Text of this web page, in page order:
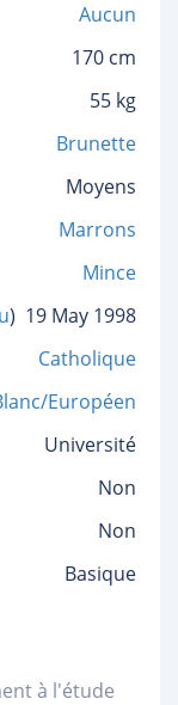
Aucun
170 cm
55 kg
Brunette
Moyens
Marrons
Mince
) 19 May 1998
Catholique
Européen
Université
Non
Non
Basique
à l'étude